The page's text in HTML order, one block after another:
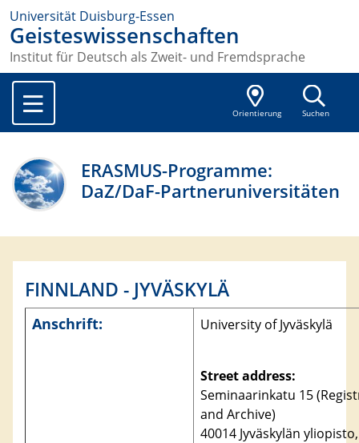
Universität Duisburg-Essen
Geisteswissenschaften
Institut für Deutsch als Zweit- und Fremdsprache
Orientierung Suchen
ERASMUS-Programme:
DaZ/DaF-Partneruniversitäten
FINNLAND - JYVÄSKYLÄ
Anschrift: University of Jyväskylä
Street address:
Seminaarinkatu 15
and Archive)
40014 Jyväskylän